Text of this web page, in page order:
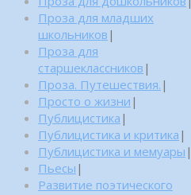
Проза для младших
школьников |
Проза для
старшеклассников |
Проза. Путешествия. |
Просто о жизни |
Публицистика |
Публицистика и критика |
Публицистика и мемуары |
Пьесы |
Развитие поэтического